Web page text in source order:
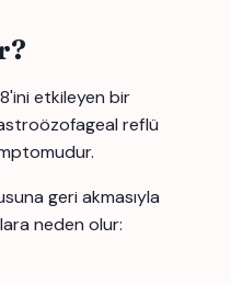
etkileyen bir
reflü
geri akmasıyla
neden olur: